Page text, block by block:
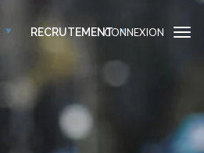
RECRUTEMENT